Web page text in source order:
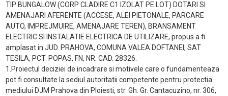
TIP BUNGALOW (CORP CLADIRE C1 IZOLAT PE LOT) DOTARI SI
AMENAJARI AFERENTE (ACCESE, ALEI PIETONALE, PARCARE
AUTO, IMPREJMUIRE, AMENAJARE TEREN), BRANSAMENT
ELECTRIC SI INSTALATIE ELECTRICA DE UTILIZARE, propus a fi
amplasat in JUD. PRAHOVA, COMUNA VALEA DOFTANEI, SAT
TESILA, PCT. POPAS, FN, NR. CAD. 28326.
1.Proiectul deciziei de incadrare si motivele care o fundamenteaza
pot fi consultate la sediul autoritatii competente pentru protectia
mediului DJM Prahova din Ploiesti, str. Gh. Gr. Cantacuzino, nr. 306,